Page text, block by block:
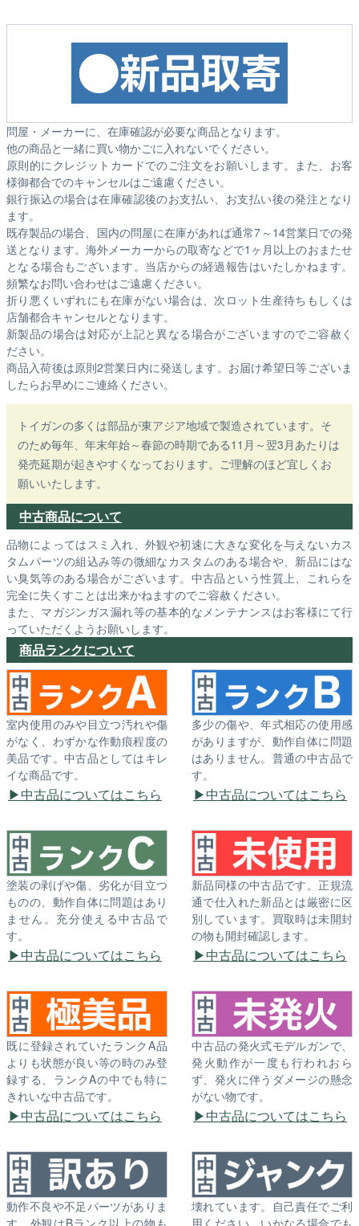
問屋・メーカーに、在庫確認が必要な商品となります。
他の商品と一緒に買い物かごに入れないでください。
原則的にクレジットカードでのご注文をお願いします。また、お客
様御都合でのキャンセルはご遠慮ください。
銀行振込の場合は在庫確認後のお支払い、お支払い後の発注となり
ます。
既存製品の場合、国内の問屋に在庫があれば通常7～14営業日での発
送となります。海外メーカーからの取寄などで1ヶ月以上のおまたせ
となる場合もございます。 当店からの経過報告はいたしかねます。
頻繁なお問い合わせはご遠慮ください。
折り悪くいずれにも在庫がない場合は、次ロット生産待ちもしくは
店舗都合キャンセルとなります。
新製品の場合は対応が上記と異なる場合がございますのでご容赦く
ださい。
商品入荷後は原則2営業日内に発送します。お届け希望日等ございま
したらお早めにご連絡ください。
トイガンの多くは部品が東アジア地域で製造されています。そ
のため毎年、年末年始～春節の時期である11月～翌3月あたりは
発売延期が起きやすくなっております。ご理解のほど宜しくお
願いいたします。
中古商品について
品物によってはスミ入れ、外観や初速に大きな変化を与えないカス
タムパーツの組込み等の微細なカスタムのある場合や、新品にはな
い臭気等のある場合がございます。中古品という性質上、これらを
完全に失くすことは出来かねますのでご容赦ください。
また、マガジンガス漏れ等の基本的なメンテナンスはお客様にて行
っていただくようお願いします。
商品ランクについて
室内使用のみや目立つ汚れや傷
がなく、わずかな作動痕程度の
美品です。中古品としてはキレ
イな商品です。
中古品についてはこちら
多少の傷や、年式相応の使用感
がありますが、動作自体に問題
はありません。普通の中古品で
す。
中古品についてはこちら
塗装の剥げや傷、劣化が目立つ
ものの、動作自体に問題はあり
ません。充分使える中古品で
す。
中古品についてはこちら
新品同様の中古品です。正規流
通で仕入れた新品とは厳密に区
別しています。買取時は未開封
の物も開封確認します。
中古品についてはこちら
既に登録されていたランクA品
よりも状態が良い等の時のみ登
録する、ランクAの中でも特に
きれいな中古品です。
中古品についてはこちら
中古品の発火式モデルガンで、
発火動作が一度も行われおら
ず、発火に伴うダメージの懸念
がない物です。
中古品についてはこちら
動作不良や不足パーツがありま
す。外観はBランク以上の物も
壊れています。自己責任でご利
用ください。いかなる場合でも